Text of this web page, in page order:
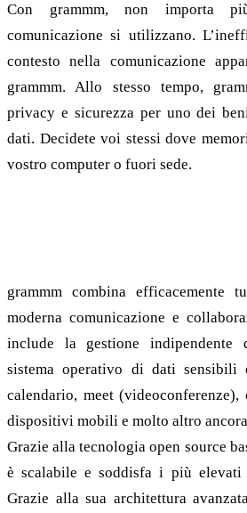
Con grammm, non importa
comunicazione si utilizzano.
contesto nella comunicazione
grammm. Allo stesso tempo,
privacy e sicurezza per uno dei
dati. Decidete voi stessi dove
vostro computer o fuori sede.
grammm combina
moderna comunicazione e
include la gestione
sistema operativo di dati sensibili
calendario, meet
dispositivi mobili e molto altro
Grazie alla tecnologia open source
è scalabile e soddisfa i più elevati
Grazie alla sua architettura